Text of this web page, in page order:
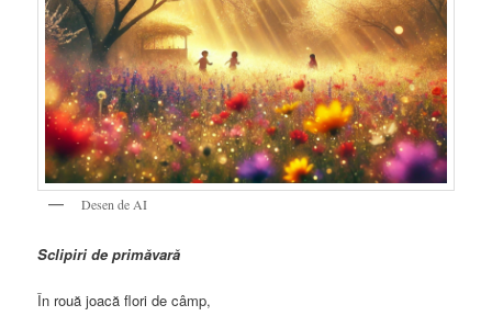
Desen de AI
Sclipiri de primăvară
În rouă joacă flori de câmp,